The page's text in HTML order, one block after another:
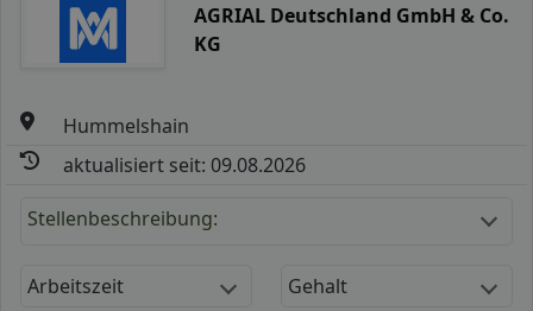
AGRIAL Deutschland GmbH & Co.
KG
Hummelshain
aktualisiert seit: 09.08.2026
Stellenbeschreibung:
Arbeitszeit Gehalt